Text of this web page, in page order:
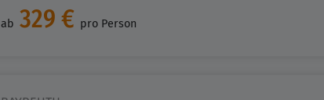
ab 329 € pro Person